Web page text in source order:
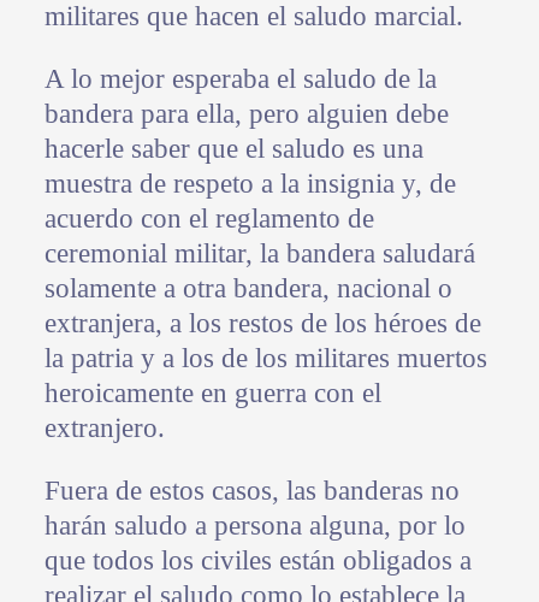
militares que hacen el saludo marcial.
A lo mejor esperaba el saludo de la
bandera para ella, pero alguien debe
hacerle saber que el saludo es una
muestra de respeto a la insignia y, de
acuerdo con el reglamento de
ceremonial militar, la bandera saludará
solamente a otra bandera, nacional o
extranjera, a los restos de los héroes de
la patria y a los de los militares muertos
heroicamente en guerra con el
extranjero.
Fuera de estos casos, las banderas no
harán saludo a persona alguna, por lo
que todos los civiles están obligados a
realizar el saludo como lo establece la